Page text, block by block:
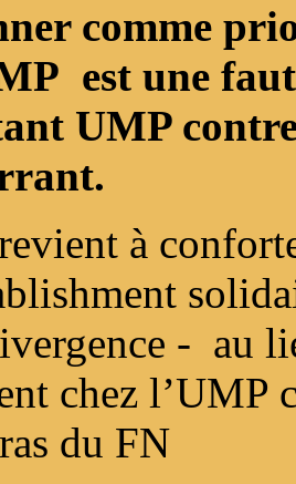
comme
est une
UMP
à
- au
chez l’UMP
du FN